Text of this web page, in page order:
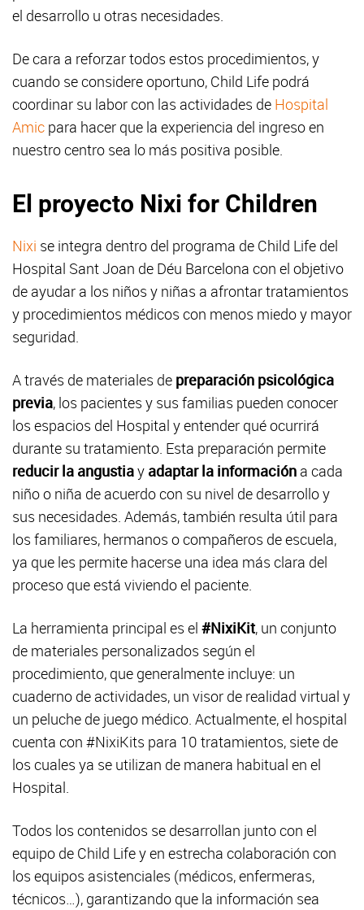
el desarrollo u otras necesidades.
De cara a reforzar todos estos procedimientos, y
cuando se considere oportuno, Child Life podrá
coordinar su labor con las actividades de Hospital
Amic para hacer que la experiencia del ingreso en
nuestro centro sea lo más positiva posible.
El proyecto Nixi for Children
Nixi se integra dentro del programa de Child Life del
Hospital Sant Joan de Déu Barcelona con el objetivo
de ayudar a los niños y niñas a afrontar tratamientos
y procedimientos médicos con menos miedo y mayor
seguridad.
A través de materiales de preparación psicológica
previa, los pacientes y sus familias pueden conocer
los espacios del Hospital y entender qué ocurrirá
durante su tratamiento. Esta preparación permite
reducir la angustiay adaptar la información a cada
niño o niña de acuerdo con su nivel de desarrollo y
sus necesidades. Además, también resulta útil para
los familiares, hermanos o compañeros de escuela,
ya que les permite hacerse una idea más clara del
proceso que está viviendo el paciente.
La herramienta principal es el #NixiKit, un conjunto
de materiales personalizados según el
procedimiento, que generalmente incluye: un
cuaderno de actividades, un visor de realidad virtual y
un peluche de juego médico. Actualmente, el hospital
cuenta con #NixiKits para 10 tratamientos, siete de
los cuales ya se utilizan de manera habitual en el
Hospital.
Todos los contenidos se desarrollan junto con el
equipo de Child Life y en estrecha colaboración con
los equipos asistenciales (médicos, enfermeras,
técnicos…), garantizando que la información sea